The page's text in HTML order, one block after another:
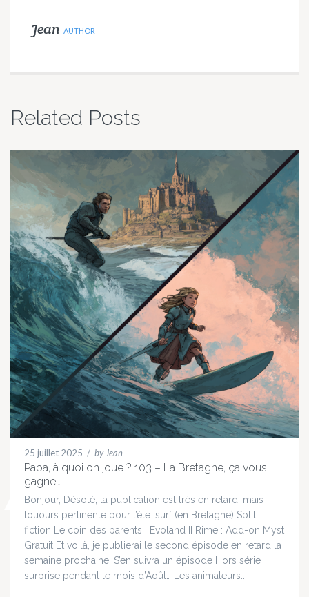
Jean AUTHOR
Related Posts
25 juillet 2025 / by Jean
Papa, à quoi on joue ? 103 – La Bretagne, ça vous
gagne…
Bonjour, Désolé, la publication est très en retard, mais
touours pertinente pour l’été. surf (en Bretagne) Split
fiction Le coin des parents : Evoland II Rime : Add-on Myst
Gratuit Et voilà, je publierai le second épisode en retard la
semaine prochaine. S’en suivra un épisode Hors série
surprise pendant le mois d’Août… Les animateurs...